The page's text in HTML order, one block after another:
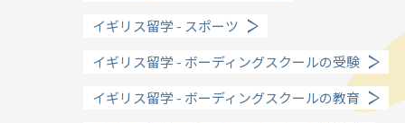
イギリス留学 - スポーツ
イギリス留学 - ボーディングスクールの受験
イギリス留学 - ボーディングスクールの教育